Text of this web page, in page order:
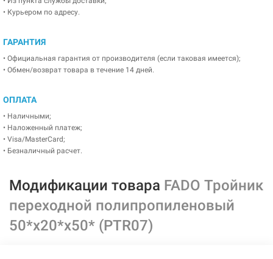
• Курьером по адресу.
ГАРАНТИЯ
• Официальная гарантия от производителя (если таковая имеется);
• Обмен/возврат товара в течение 14 дней.
ОПЛАТА
• Наличными;
• Наложенный платеж;
• Visa/MasterCard;
• Безналичный расчет.
Модификации товара FADO Тройник
переходной полипропиленовый
50*x20*x50* (PTR07)